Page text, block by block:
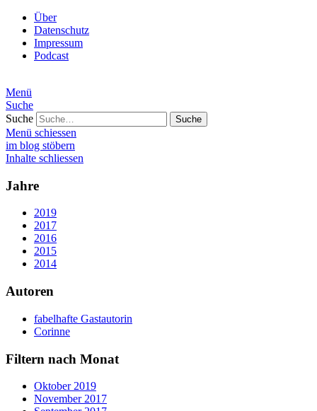
Über
Datenschutz
Impressum
Podcast
Menü
Suche
Suche
Menü schiessen
im blog stöbern
Inhalte schliessen
Jahre
2019
2017
2016
2015
2014
Autoren
fabelhafte Gastautorin
Corinne
Filtern nach Monat
Oktober 2019
November 2017